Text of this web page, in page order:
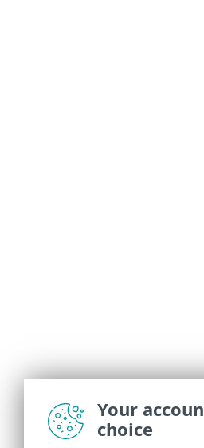
Your
choice